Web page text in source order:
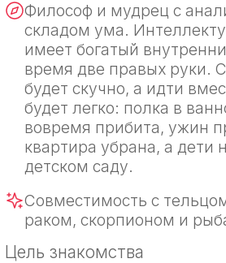
Философ и мудрец с
складом ума.
имеет богатый
время две правых руки.
будет скучно, а идти
будет легко: полка в
вовремя прибита, ужин
квартира убрана, а дети
детском саду.
Совместимость с
раком, скорпионом и
Цель знакомства